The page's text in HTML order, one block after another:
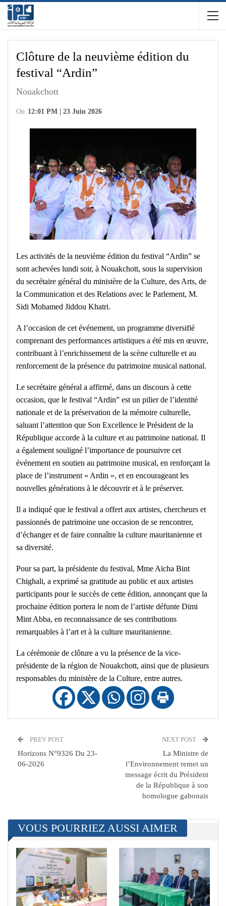
Clôture de la neuvième édition du
festival “Ardin”
Nouakchott
On 12:01 PM | 23 Juin 2026
Les activités de la neuvième édition du festival “Ardin” se
sont achevées lundi soir, à Nouakchott, sous la supervision
du secrétaire général du ministère de la Culture, des Arts, de
la Communication et des Relations avec le Parlement, M.
Sidi Mohamed Jiddou Khatri.
A l’occasion de cet événement, un programme diversifié
comprenant des performances artistiques a été mis en œuvre,
contribuant à l’enrichissement de la scène culturelle et au
renforcement de la présence du patrimoine musical national.
Le secrétaire général a affirmé, dans un discours à cette
occasion, que le festival “Ardin” est un pilier de l’identité
nationale et de la préservation de la mémoire culturelle,
saluant l’attention que Son Excellence le Président de la
République accorde à la culture et au patrimoine national. Il
a également souligné l’importance de poursuivre cet
événement en soutien au patrimoine musical, en renforçant la
place de l’instrument « Ardin », et en encourageant les
nouvelles générations à le découvrir et à le préserver.
Il a indiqué que le festival a offert aux artistes, chercheurs et
passionnés de patrimoine une occasion de se rencontrer,
d’échanger et de faire connaître la culture mauritanienne et
sa diversité.
Pour sa part, la présidente du festival, Mme Aïcha Bint
Chighali, a exprimé sa gratitude au public et aux artistes
participants pour le succès de cette édition, annonçant que la
prochaine édition portera le nom de l’artiste défunte Dimi
Mint Abba, en reconnaissance de ses contributions
remarquables à l’art et à la culture mauritanienne.
La cérémonie de clôture a vu la présence de la vice-
présidente de la région de Nouakchott, ainsi que de plusieurs
responsables du ministère de la Culture, entre autres.
PREV POST
Horizons N°9326 Du 23-
06-2026
NEXT POST
La Ministre de
l’Environnement remet un
message écrit du Président
de la République à son
homologue gabonais
VOUS POURRIEZ AUSSI AIMER